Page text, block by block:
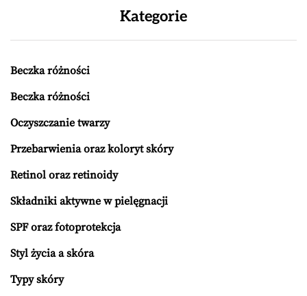
Kategorie
Beczka różności
Beczka różności
Oczyszczanie twarzy
Przebarwienia oraz koloryt skóry
Retinol oraz retinoidy
Składniki aktywne w pielęgnacji
SPF oraz fotoprotekcja
Styl życia a skóra
Typy skóry